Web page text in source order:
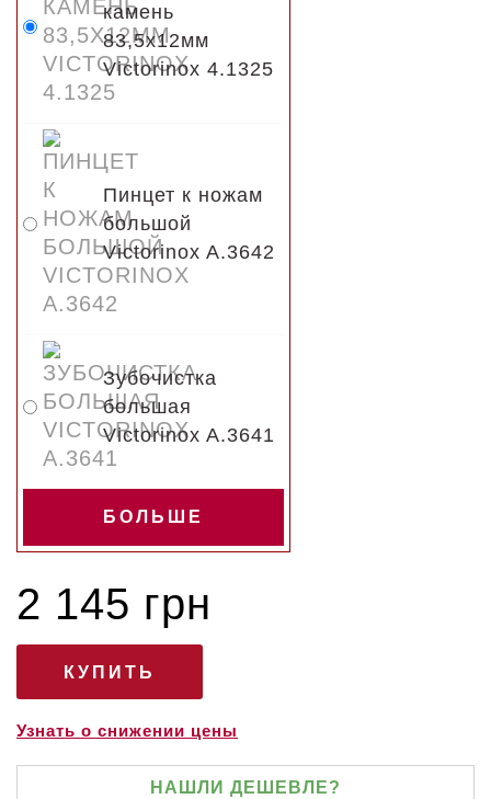
камень
83,5х12мм
Victorinox 4.1325
Пинцет к ножам
большой
Victorinox A.3642
Зубочистка
большая
Victorinox A.3641
БОЛЬШЕ
2 145 грн
Узнать о снижении цены
НАШЛИ ДЕШЕВЛЕ?